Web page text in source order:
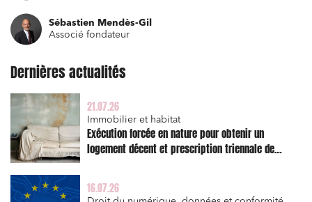
Sébastien Mendès-Gil
Associé fondateur
Dernières actualités
21.07.26
Immobilier et habitat
Exécution forcée en nature pour obtenir un
logement décent et prescription triennale de
16.07.26
Immobilier et habitat
Établissements financiers
Mobilité et transport
Règlement des litiges
Droit du numérique, données et conformité
Relations sociales et droit du travail